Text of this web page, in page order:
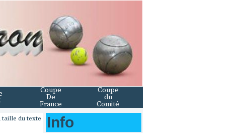
Coupe
De
France
Coupe
du
Comité
du texte
Info